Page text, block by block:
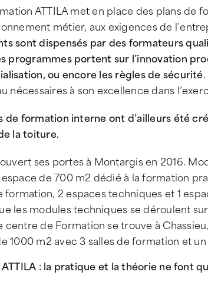
ATTILA met en place des plans de
métier, aux exigences de
sont dispensés par des formateurs
programmes portent sur l’innovation
ou encore les règles de sécurité
nécessaires à son excellence dans
de formation interne ont d’ailleurs été
la toiture.
ouvert ses portes à Montargis en 2016.
de 700 m2 dédié à la formation
formation, 2 espaces techniques et 1
les modules techniques se déroulent
centre de Formation se trouve à
1000 m2 avec 3 salles de formation et
: la pratique et la théorie ne font